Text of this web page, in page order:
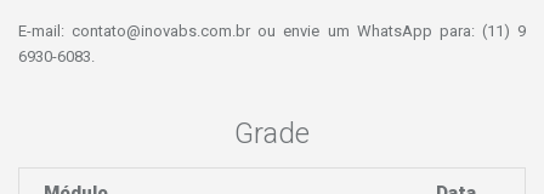
E-mail: contato@inovabs.com.br ou envie um WhatsApp para: (11) 9
6930-6083.
Grade